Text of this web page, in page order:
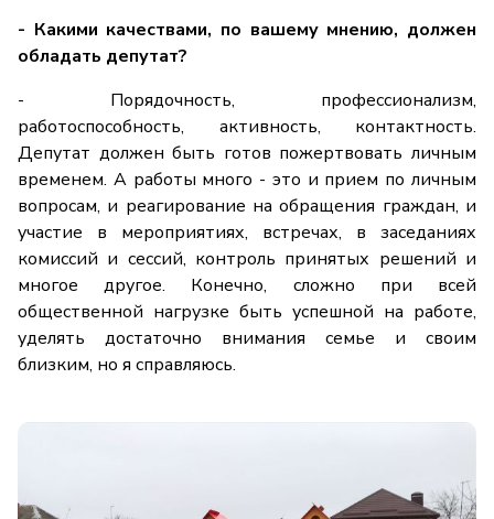
- Какими качествами, по вашему мнению, должен
обладать депутат?
- Порядочность, профессионализм,
работоспособность, активность, контактность.
Депутат должен быть готов пожертвовать личным
временем. А работы много - это и прием по личным
вопросам, и реагирование на обращения граждан, и
участие в мероприятиях, встречах, в заседаниях
комиссий и сессий, контроль принятых решений и
многое другое. Конечно, сложно при всей
общественной нагрузке быть успешной на работе,
уделять достаточно внимания семье и своим
близким, но я справляюсь.